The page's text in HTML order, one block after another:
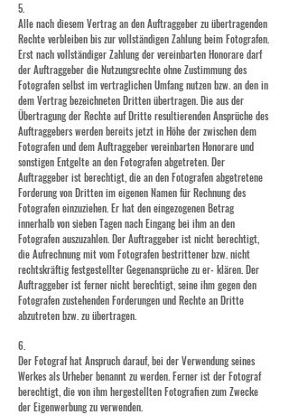
5.
Alle nach diesem Vertrag an den Auftraggeber zu übertragenden
Rechte verbleiben bis zur vollständigen Zahlung beim Fotografen.
Erst nach vollständiger Zahlung der vereinbarten Honorare darf
der Auftraggeber die Nutzungsrechte ohne Zustimmung des
Fotografen selbst im vertraglichen Umfang nutzen bzw. an den in
dem Vertrag bezeichneten Dritten übertragen. Die aus der
Übertragung der Rechte auf Dritte resultierenden Ansprüche des
Auftraggebers werden bereits jetzt in Höhe der zwischen dem
Fotografen und dem Auftraggeber vereinbarten Honorare und
sonstigen Entgelte an den Fotografen abgetreten. Der
Auftraggeber ist berechtigt, die an den Fotografen abgetretene
Forderung von Dritten im eigenen Namen für Rechnung des
Fotografen einzuziehen. Er hat den eingezogenen Betrag
innerhalb von sieben Tagen nach Eingang bei ihm an den
Fotografen auszuzahlen. Der Auftraggeber ist nicht berechtigt,
die Aufrechnung mit vom Fotografen bestrittener bzw. nicht
rechtskräftig festgestellter Gegenansprüche zu er- klären. Der
Auftraggeber ist ferner nicht berechtigt, seine ihm gegen den
Fotografen zustehenden Forderungen und Rechte an Dritte
abzutreten bzw. zu übertragen.
6.
Der Fotograf hat Anspruch darauf, bei der Verwendung seines
Werkes als Urheber benannt zu werden. Ferner ist der Fotograf
berechtigt, die von ihm hergestellten Fotografien zum Zwecke
der Eigenwerbung zu verwenden.